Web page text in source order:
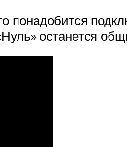
понадобится
останется